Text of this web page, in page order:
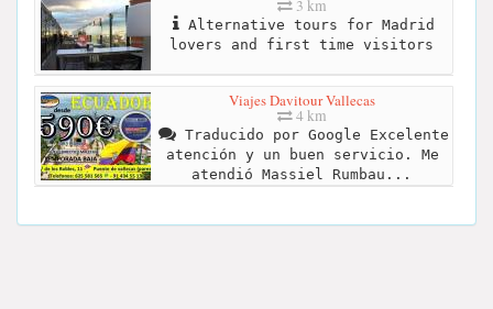
3 km
Alternative tours for Madrid
lovers and first time visitors
Viajes Davitour Vallecas
4 km
Traducido por Google Excelente
atención y un buen servicio. Me
atendió Massiel Rumbau...